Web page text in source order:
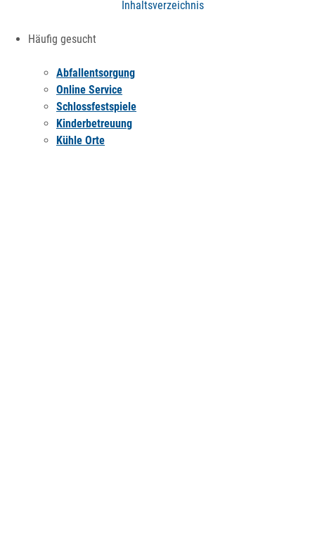
Inhaltsverzeichnis
Häufig gesucht
Abfallentsorgung
Online Service
Schlossfestspiele
Kinderbetreuung
Kühle Orte